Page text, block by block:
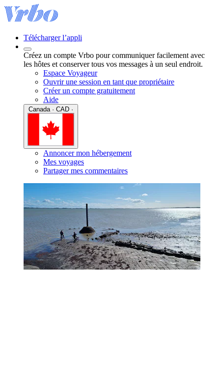
Télécharger l’appli
Créez un compte Vrbo pour communiquer facilement avec
les hôtes et conserver tous vos messages à un seul endroit.
Espace Voyageur
Ouvrir une session en tant que propriétaire
Créer un compte gratuitement
Aide
Annoncer mon hébergement
Mes voyages
Partager mes commentaires